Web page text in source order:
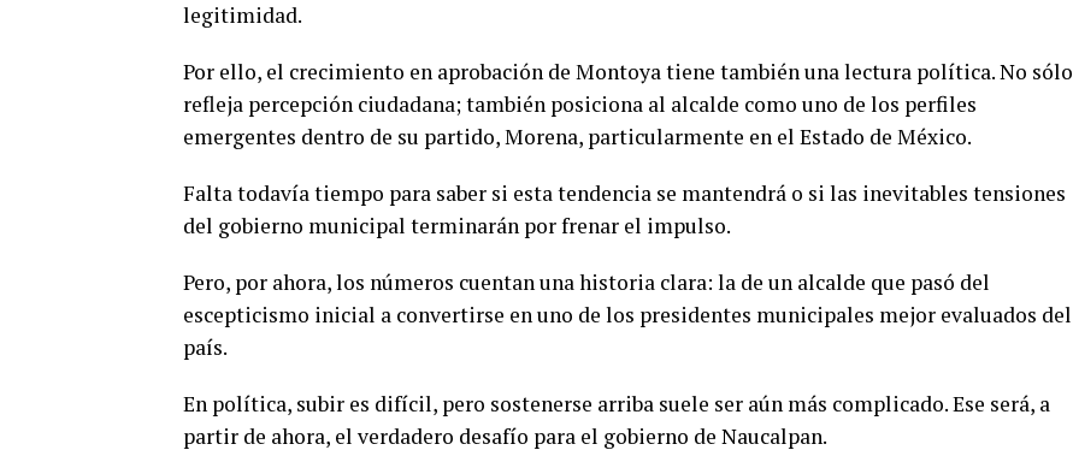
legitimidad.
Por ello, el crecimiento en aprobación de Montoya tiene también una lectura política. No sólo
refleja percepción ciudadana; también posiciona al alcalde como uno de los perfiles
emergentes dentro de su partido, Morena, particularmente en el Estado de México.
Falta todavía tiempo para saber si esta tendencia se mantendrá o si las inevitables tensiones
del gobierno municipal terminarán por frenar el impulso.
Pero, por ahora, los números cuentan una historia clara: la de un alcalde que pasó del
escepticismo inicial a convertirse en uno de los presidentes municipales mejor evaluados del
país.
En política, subir es difícil, pero sostenerse arriba suele ser aún más complicado. Ese será, a
partir de ahora, el verdadero desafío para el gobierno de Naucalpan.